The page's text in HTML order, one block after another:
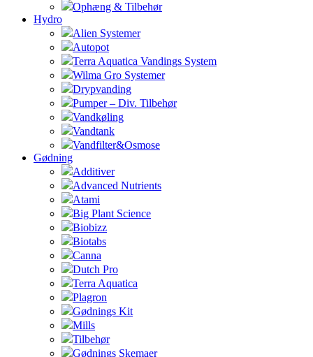
Ophæng & Tilbehør
Hydro
Alien Systemer
Autopot
Terra Aquatica Vandings System
Wilma Gro Systemer
Drypvanding
Pumper – Div. Tilbehør
Vandkøling
Vandtank
Vandfilter&Osmose
Gødning
Additiver
Advanced Nutrients
Atami
Big Plant Science
Biobizz
Biotabs
Canna
Dutch Pro
Terra Aquatica
Plagron
Gødnings Kit
Mills
Tilbehør
Gødnings Skemaer